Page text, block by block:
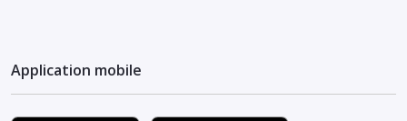
Application mobile